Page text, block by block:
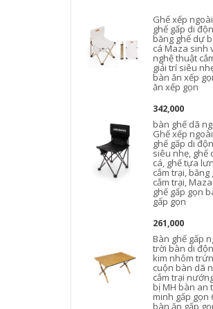
Ghế xếp
ghế gấp di
băng ghế dự
cá Maza sinh
nghệ thuật
giải trí siêu
bàn ăn xếp
ăn xếp gọn
342,000
bàn ghế dã
Ghế xếp
ghế gấp di
siêu nhẹ, ghế
cá, ghế tựa
cắm trại, băng
cắm trại,
ghế gấp gọn
gấp gọn
261,000
Bàn ghế gấp
trời bàn di
kim nhôm
cuộn bàn dã
cắm trại
bị MH bàn an
minh gấp gọn
bàn ăn gấp